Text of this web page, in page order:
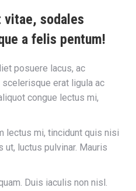
vitae, sodales
a felis pentum!
posuere lacus, ac
erat ligula ac
congue lectus mi,
lectus mi, tincidunt quis nisi
luctus pulvinar. Mauris
Duis iaculis non nisl.